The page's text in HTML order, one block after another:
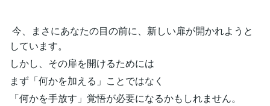
今、まさにあなたの目の前に、新しい扉が開かれようと
しています。
しかし、その扉を開けるためには
まず「何かを加える」ことではなく
「何かを手放す」覚悟が必要になるかもしれません。